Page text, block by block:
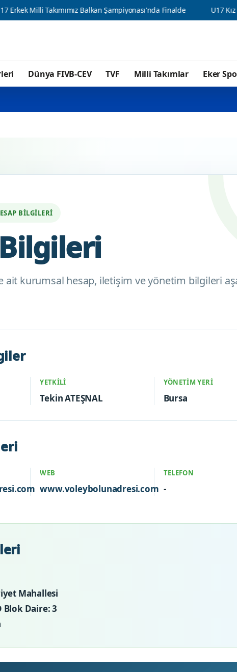
Milli Takımımız Balkan Şampiyonası'nda Finalde U17 Kız Milli
Dünya FIVB-CEV TVF Milli Takımlar Eker
BILGILERI
ait kurumsal hesap, iletişim ve yönetim bilgileri
YETKILI
Tekin ATEŞNAL
YÖNETIM YERI
Bursa
WEB
www.voleybolunadresi.com
TELEFON
-
Mahallesi
Blok Daire: 3